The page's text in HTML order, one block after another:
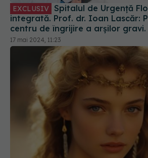
ten impecabil. Prof. Dr. Ioan
semnificativ ridurile
18 mai 2024, 16:13